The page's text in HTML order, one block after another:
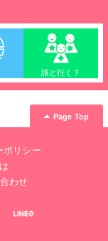
誰と行く？
Page Top
ポリシー
わせ